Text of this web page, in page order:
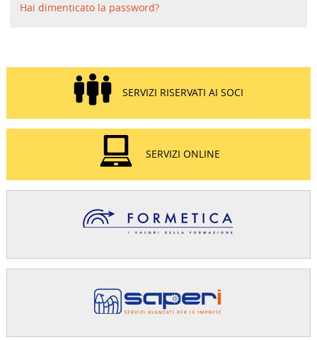
Hai dimenticato la password?
SERVIZI RISERVATI AI SOCI
SERVIZI ONLINE